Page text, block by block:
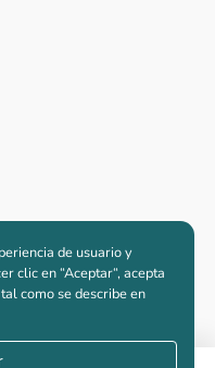
de usuario y
clic en “Aceptar“, acepta
como se describe en